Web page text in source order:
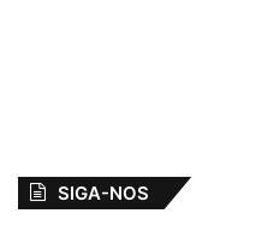
SIGA-NOS